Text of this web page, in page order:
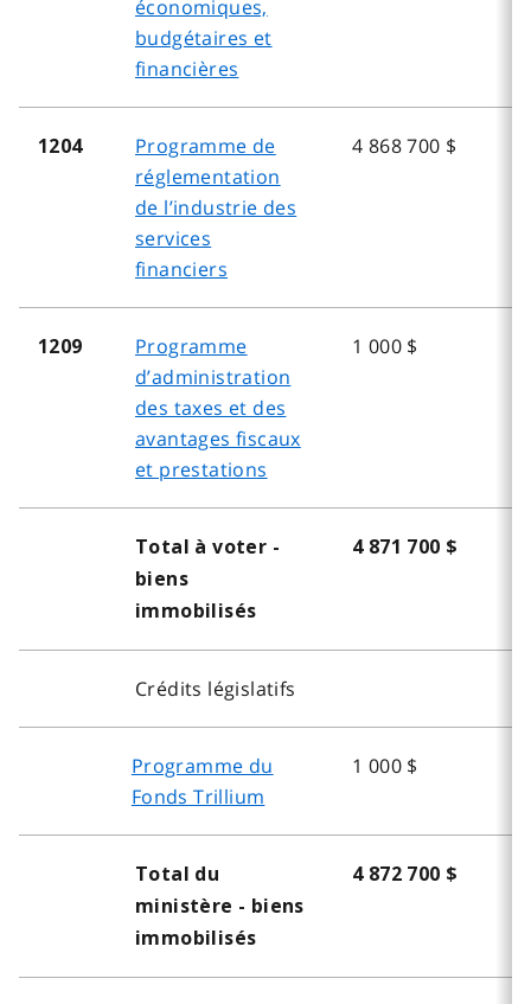
économiques,
budgétaires et
financières
1204
Programme de
réglementation
de l’industrie des
services
financiers
4 868 700 $
1209
Programme
d’administration
des taxes et des
avantages fiscaux
et prestations
1 000 $
Total à voter -
biens
immobilisés
4 871 700 $
Crédits législatifs
Programme du
Fonds Trillium
1 000 $
Total du
ministère - biens
immobilisés
4 872 700 $